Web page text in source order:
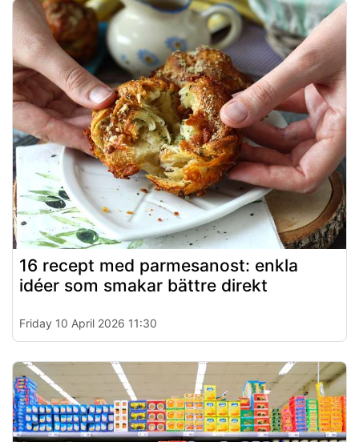
16 recept med parmesanost: enkla
idéer som smakar bättre direkt
Friday 10 April 2026 11:30